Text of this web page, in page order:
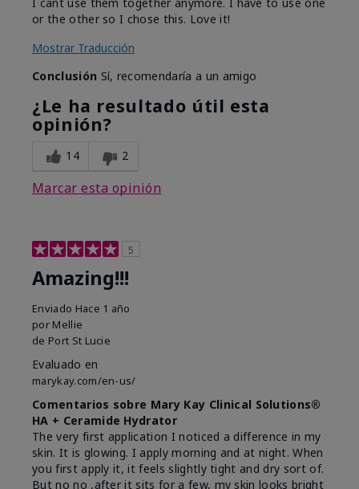
or the other so I chose this. Love it!
Mostrar Traducción
Conclusión Sí, recomendaría a un amigo
¿Le ha resultado útil esta
opinión?
14 2
Marcar esta opinión
5
Amazing!!!
Enviado Hace 1 año
por Mellie
de Port St Lucie
Evaluado en
marykay.com/en-us/
Comentarios sobre Mary Kay Clinical Solutions®
HA + Ceramide Hydrator
The very first application I noticed a difference in my
skin. It is glowing. I apply morning and at night. When
you first apply it, it feels slightly tight and dry sort of.
But no no ,after it sits for a few, my skin looks bright